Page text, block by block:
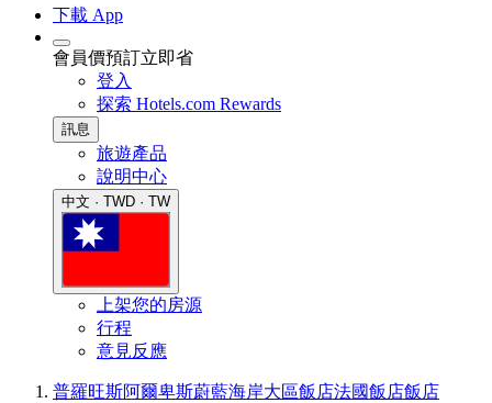
下載 App
會員價預訂立即省
登入
探索 Hotels.com Rewards
訊息
旅遊產品
說明中心
中文 · TWD · TW
上架您的房源
行程
意見反應
普羅旺斯阿爾卑斯蔚藍海岸大區飯店法國飯店飯店